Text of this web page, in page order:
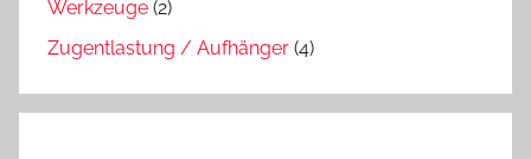
Werkzeuge (2)
Zugentlastung / Aufhänger (4)